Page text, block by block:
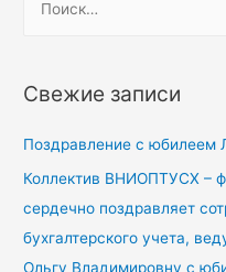
пространство
т
:
Свежие записи
Поздравление с юбилеем
Коллектив ВНИОПТУСХ –
сердечно поздравляет
бухгалтерского учета,
Ольгу Владимировну с